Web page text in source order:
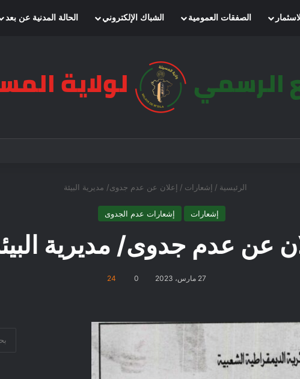
الصفقات العمومية الشباك الإلكتروني الحالة المدنية عن بعد
الرئيسية / إشعارات / إعلان عن عدم جدوى/ مديرية البيئة
إشعارات إشعارات عدم الجدوى
عن عدم جدوى/ مديرية
27 مارس، 2023 0
24